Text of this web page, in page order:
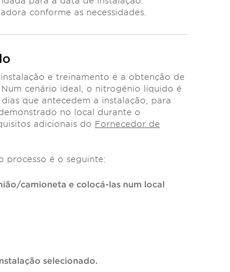
conforme as necessidades.
e treinamento é a obtenção de
cenário ideal, o nitrogénio líquido é
que antecedem a instalação, para
no local durante o
adicionais do Fornecedor de
processo é o seguinte:
camioneta e colocá-las num local
selecionado.